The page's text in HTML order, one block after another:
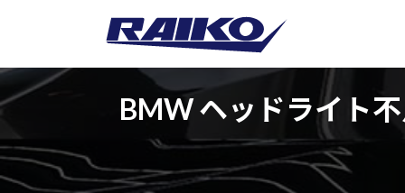
ン
ツ
ス
キ
ッ
ー
シ
ン
に
移
BMW ヘッドライト